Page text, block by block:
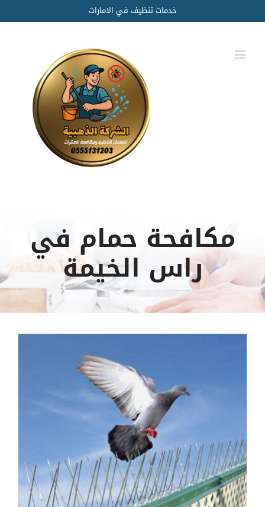
to
content
خدمات تنظيف في الامارات
مكافحة حمام في
راس الخيمة